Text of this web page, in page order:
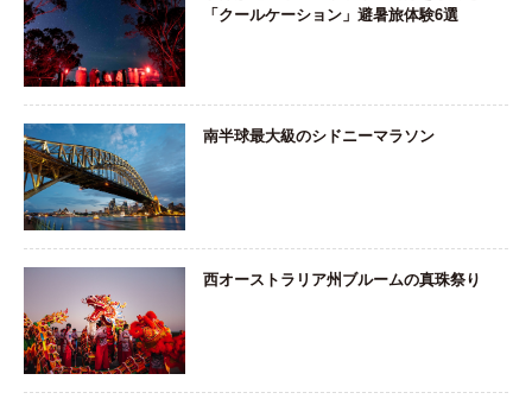
「クールケーション」避暑旅体験6選
南半球最大級のシドニーマラソン
西オーストラリア州ブルームの真珠祭り